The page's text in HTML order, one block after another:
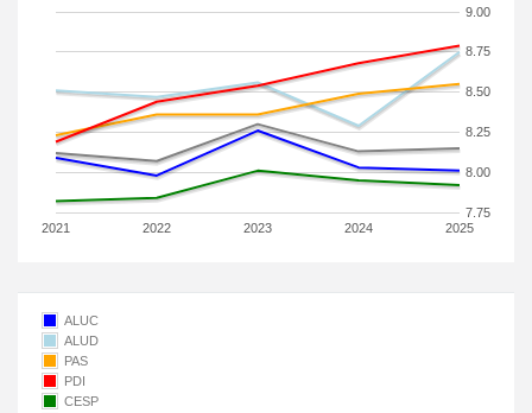
2021 2022 2023 2024 2025
7.75
8.00
8.25
8.50
8.75
9.00
ALUC
ALUD
PAS
PDI
CESP